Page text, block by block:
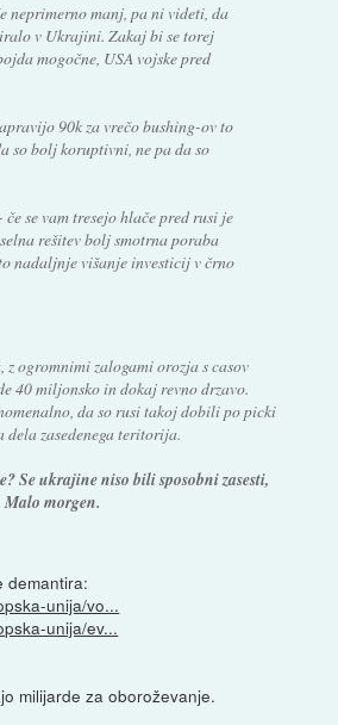
neprimerno manj, pa ni videti, da
v Ukrajini. Zakaj bi se torej
mogočne, USA vojske pred
90k za vrečo bushing-ov to
so bolj koruptivni, ne pa da so
se vam tresejo hlače pred rusi je
rešitev bolj smotrna poraba
nadaljnje višanje investicij v črno
z ogromnimi zalogami orozja s casov
40 miljonsko in dokaj revno drzavo.
da so rusi takoj dobili po picki
dela zasedenega teritorija.
Se ukrajine niso bili sposobni zasesti,
Malo morgen.
demantira:
unija/vo...
unija/ev...
milijarde za oboroževanje.